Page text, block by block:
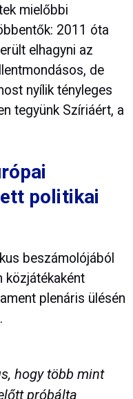
mielőbbi
2011 óta
elhagyni az
de
nyílik tényleges
tegyünk Szíriáért, a
politikai
beszámolójából
közjátékaként
plenáris ülésén
hogy több mint
próbálta